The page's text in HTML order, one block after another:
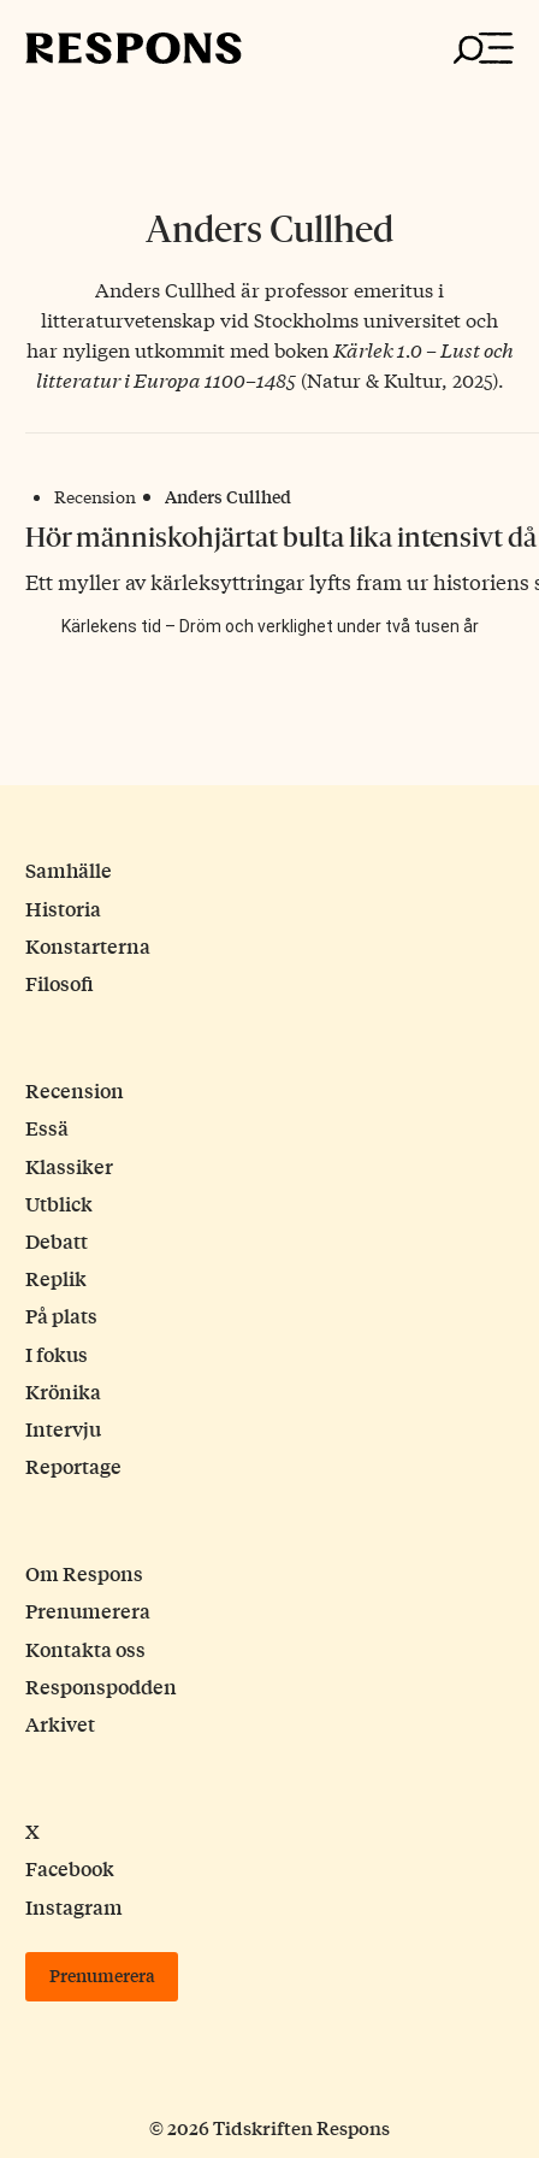
Anders Cullhed
Anders Cullhed är professor emeritus i
litteraturvetenskap vid Stockholms universitet och
har nyligen utkommit med boken Kärlek 1.0 – Lust och
litteratur i Europa 1100–1485(Natur & Kultur, 2025).
Recension Anders Cullhed
Hör människohjärtat bulta lika intensivt
Ett myller av kärleksyttringar lyfts fram ur historiens
Kärlekens tid – Dröm och verklighet under två tusen år
Samhälle
Historia
Konstarterna
Filosofi
Recension
Essä
Klassiker
Utblick
Debatt
Replik
På plats
I fokus
Krönika
Intervju
Reportage
Om Respons
Prenumerera
Kontakta oss
Responspodden
Arkivet
X
Facebook
Instagram
Prenumerera
© 2026 Tidskriften Respons